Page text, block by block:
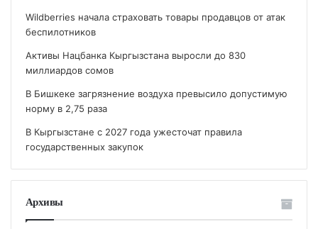
Wildberries начала страховать товары продавцов от атак
беспилотников
Активы Нацбанка Кыргызстана выросли до 830
миллиардов сомов
В Бишкеке загрязнение воздуха превысило допустимую
норму в 2,75 раза
В Кыргызстане с 2027 года ужесточат правила
государственных закупок
Архивы